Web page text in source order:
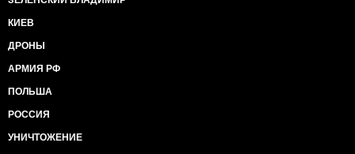
КИЕВ
ДРОНЫ
АРМИЯ РФ
ПОЛЬША
РОССИЯ
УНИЧТОЖЕНИЕ